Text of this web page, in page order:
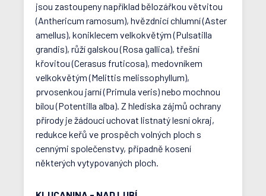
jsou zastoupeny například bělozářkou větvitou
(Anthericum ramosum), hvězdnicí chlumní (Aster
amellus), koniklecem velkokvětým (Pulsatilla
grandis), růží galskou (Rosa gallica), třešní
křovitou (Cerasus fruticosa), medovníkem
velkokvětým (Melittis melissophyllum),
prvosenkou jarní (Primula veris) nebo mochnou
bílou (Potentilla alba). Z hlediska zájmů ochrany
přírody je žádoucí uchovat listnatý lesní okraj,
redukce keřů ve prospěch volných ploch s
cennými společenstvy, případně kosení
některých vytypovaných ploch.